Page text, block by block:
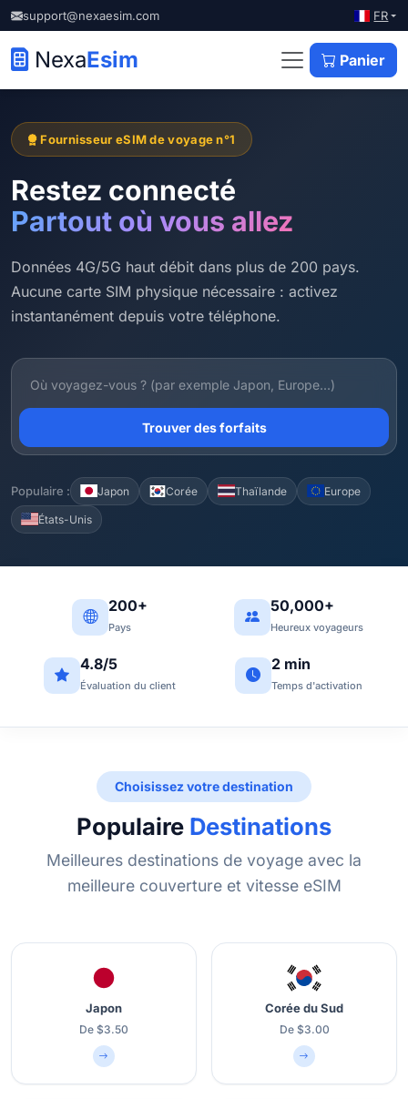
support@nexaesim.com FR
NexaEsim Panier
Fournisseur eSIM de voyage n°1
Restez connecté
Partout où vous allez
Données 4G/5G haut débit dans plus de 200 pays.
Aucune carte SIM physique nécessaire : activez
instantanément depuis votre téléphone.
Trouver des forfaits
Populaire : Japon Corée Thaïlande Europe
États-Unis
200+
Pays
50,000+
Heureux voyageurs
4.8/5
Évaluation du client
2 min
Temps d'activation
Choisissez votre destination
Populaire Destinations
Meilleures destinations de voyage avec la
meilleure couverture et vitesse eSIM
Japon
De $3.50
Corée du Sud
De $3.00